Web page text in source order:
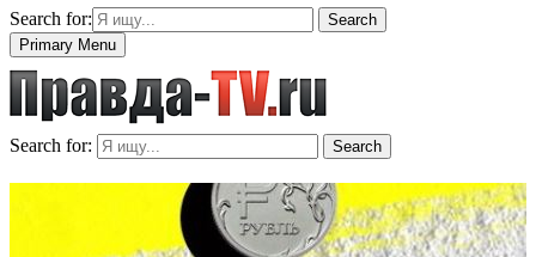
Search for:
Search
Primary Menu
Search for: Search